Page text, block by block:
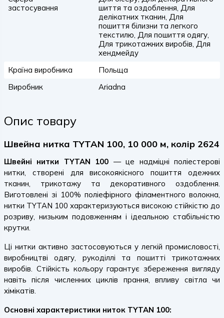
застосування
шиття та оздоблення, Для
делікатних тканин, Для
пошиття білизни та легкого
текстилю, Для пошиття одягу,
Для трикотажних виробів, Для
хендмейду
Країна виробника
Польща
Виробник
Ariadna
Опис товару
Швейна нитка TYTAN 100, 10 000 м, колір 2624
Швейні нитки TYTAN 100 — це надміцні поліестерові
нитки, створені для високоякісного пошиття одежних
тканин, трикотажу та декоративного оздоблення.
Виготовлені зі 100% поліефірного філаментного волокна,
нитки TYTAN 100 характеризуються високою стійкістю до
розриву, низьким подовженням і ідеальною стабільністю
крутки.
Ці нитки активно застосовуються у легкій промисловості,
виробництві одягу, рукоділлі та пошитті трикотажних
виробів. Стійкість кольору гарантує збереження вигляду
навіть після численних циклів прання, впливу світла чи
хімікатів.
Основні характеристики ниток TYTAN 100: